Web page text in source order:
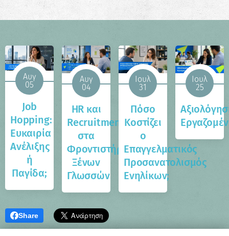
Αυγ
05
Job
Hopping:
Ευκαιρία
Ανέλιξης
ή
Παγίδα;
Αυγ
04
HR και
Recruitment
στα
Φροντιστήρια
Ξένων
Γλωσσών
Ιουλ
31
Πόσο
Κοστίζει
ο
Επαγγελματικός
Προσανατολισμός
Ενηλίκων;
Ιουλ
25
Share